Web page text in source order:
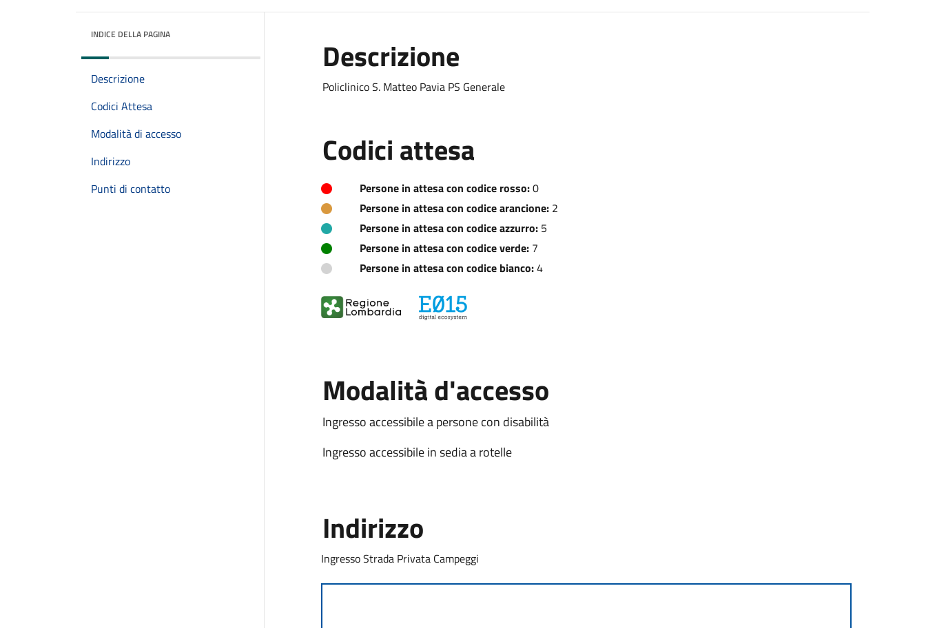
INDICE DELLA PAGINA
Descrizione
Codici Attesa
Modalità di accesso
Indirizzo
Punti di contatto
Descrizione
Policlinico S. Matteo Pavia PS Generale
Codici attesa
Persone in attesa con codice rosso:0
Persone in attesa con codice arancione:2
Persone in attesa con codice azzurro:5
Persone in attesa con codice verde:7
Persone in attesa con codice bianco:4
Modalità d'accesso
Ingresso accessibile a persone con disabilità
Ingresso accessibile in sedia a rotelle
Indirizzo
Ingresso Strada Privata Campeggi